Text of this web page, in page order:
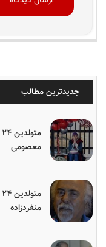
جدیدترین مطالب
معصومی
منفردزاده